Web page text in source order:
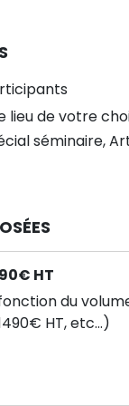
lieu de votre
séminaire,
HT
du
HT, etc...)